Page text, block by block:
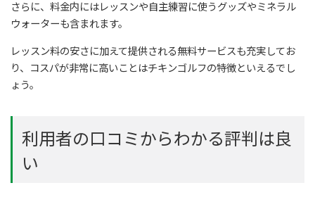
さらに、料金内にはレッスンや自主練習に使うグッズやミネラル
ウォーターも含まれます。
レッスン料の安さに加えて提供される無料サービスも充実してお
り、コスパが非常に高いことはチキンゴルフの特徴といえるでし
ょう。
利用者の口コミからわかる評判は良
い